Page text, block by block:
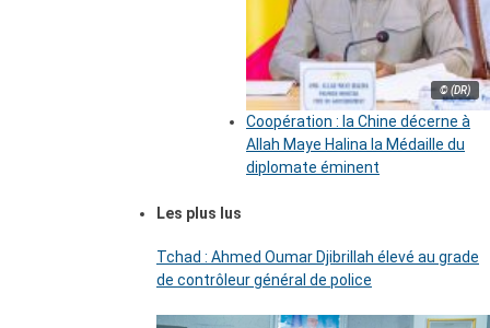
© (DR)
Coopération : la Chine décerne à
Allah Maye Halina la Médaille du
diplomate éminent
Les plus lus
Tchad : Ahmed Oumar Djibrillah élevé au grade
de contrôleur général de police